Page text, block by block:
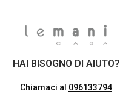
HAI BISOGNO DI AIUTO?
Chiamaci al 096133794